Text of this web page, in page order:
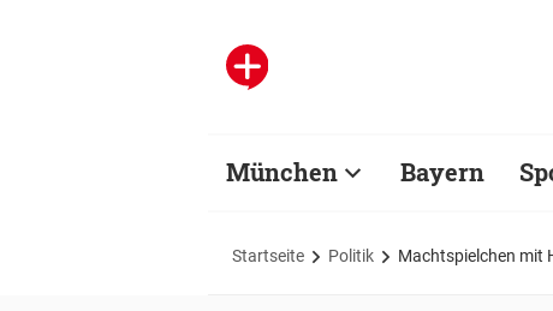
München Bayern
Startseite Politik Machtspielchen mit